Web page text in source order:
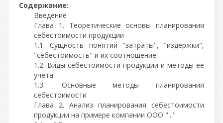
Содержание:
Введение
Глава 1. Теоретические основы планирования
себестоимости продукции
1.1. Сущность понятий "затраты", "издержки",
"себестоимость" и их соотношение
1.2. Виды себестоимости продукции и методы ее
учета
1.3. Основные методы планирования
себестоимости
Глава 2. Анализ планирования себестоимости
продукции на примере компании ООО "..."